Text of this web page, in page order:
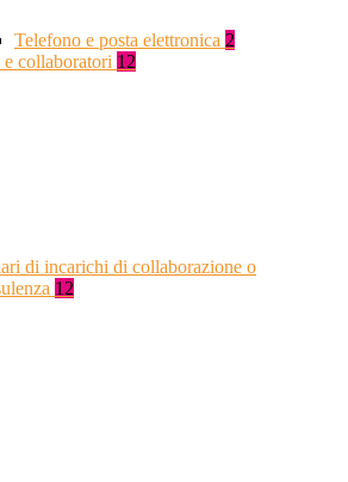
Telefono e posta elettronica 2
collaboratori 12
di incarichi di collaborazione o
12